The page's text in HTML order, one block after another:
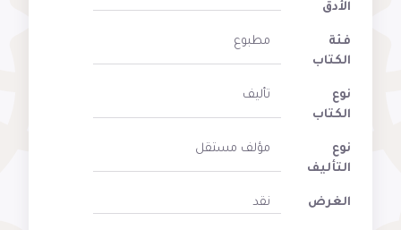
الأدق
فئة
الكتاب
مطبوع
نوع
الكتاب
تأليف
نوع
التأليف
مؤلف مستقل
الغرض نقد